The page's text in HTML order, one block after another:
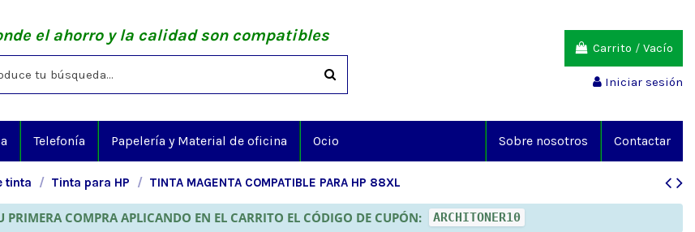
el ahorro y la calidad son compatibles
Carrito / Vacío
Iniciar sesión
Telefonía Papelería y Material de oficina Ocio Contactar
Sobre nosotros
tinta Tinta para HP TINTA MAGENTA COMPATIBLE PARA HP 88XL
PRIMERA COMPRA APLICANDO EN EL CARRITO EL CÓDIGO DE CUPÓN: ARCHITONER10